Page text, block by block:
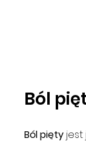
Ból
Ból pięty jest